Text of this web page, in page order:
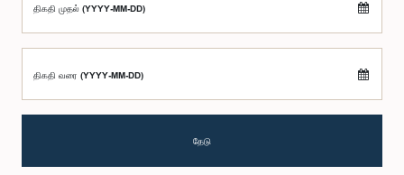
திகதி முதல் (YYYY-MM-DD)
திகதி வரை (YYYY-MM-DD)
தேடு